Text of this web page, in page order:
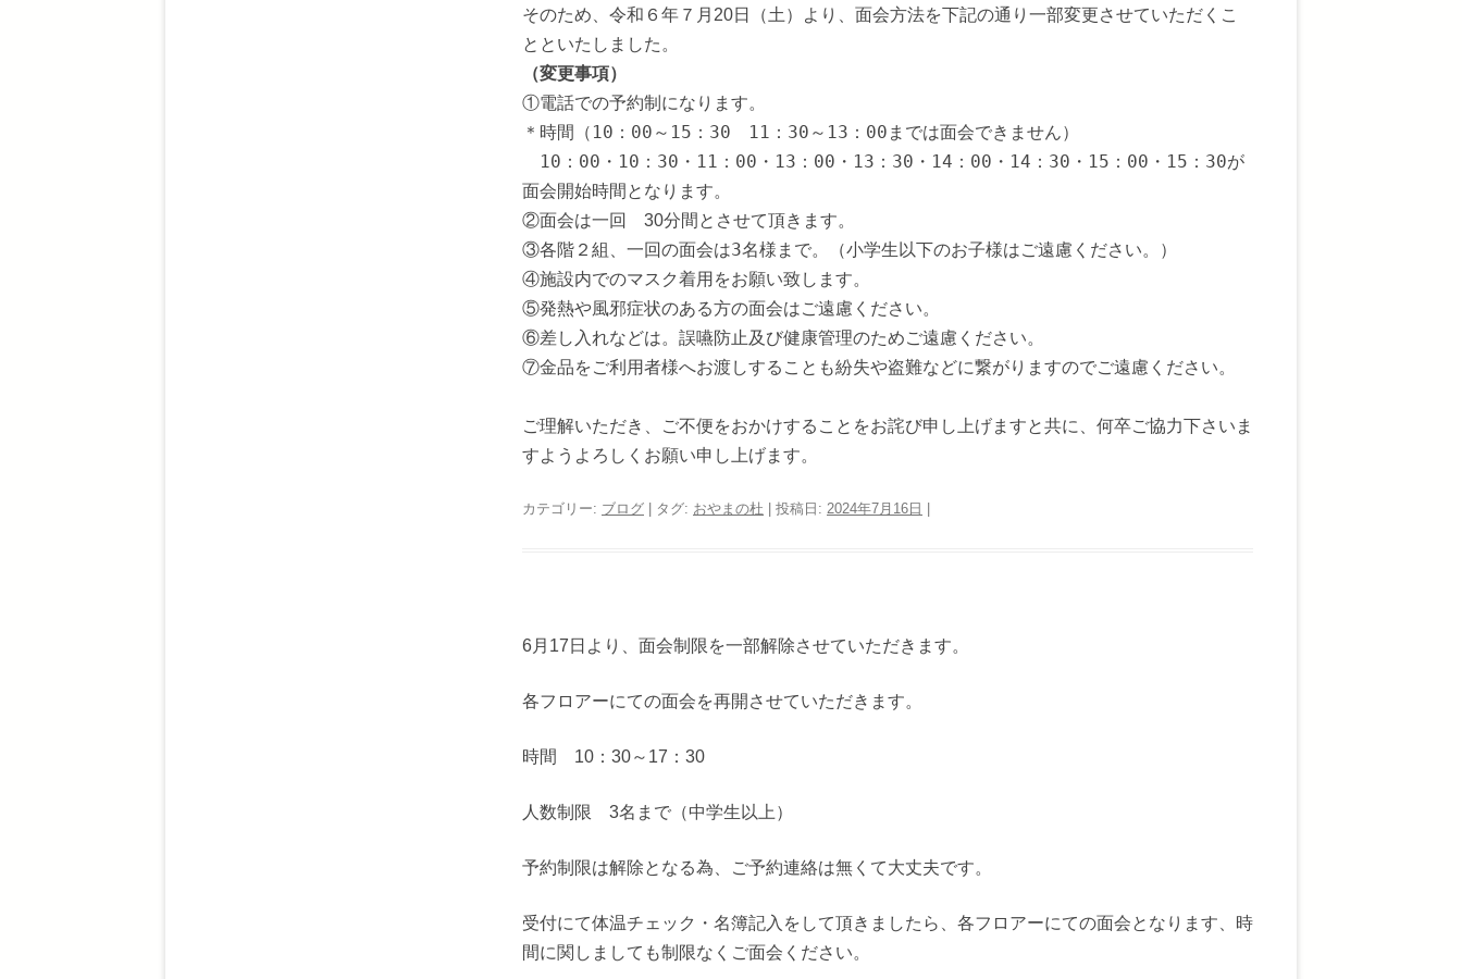
そのため、令和６年７月20日（土）より、面会方法を下記の通り一部変更させていただくこ
とといたしました。
（変更事項）
①電話での予約制になります。
＊時間（10：00～15：30 11：30～13：00までは面会できません）
10：00・10：30・11：00・13：00・13：30・14：00・14：30・15：00・15：30が
面会開始時間となります。
②面会は一回 30分間とさせて頂きます。
③各階２組、一回の面会は3名様まで。（小学生以下のお子様はご遠慮ください。）
④施設内でのマスク着用をお願い致します。
⑤発熱や風邪症状のある方の面会はご遠慮ください。
⑥差し入れなどは。誤嚥防止及び健康管理のためご遠慮ください。
⑦金品をご利用者様へお渡しすることも紛失や盗難などに繋がりますのでご遠慮ください。
ご理解いただき、ご不便をおかけすることをお詫び申し上げますと共に、何卒ご協力下さいま
すようよろしくお願い申し上げます。
カテゴリー: ブログ | タグ: おやまの杜 | 投稿日: 2024年7月16日
6月17日より、面会制限を一部解除させていただきます。
各フロアーにての面会を再開させていただきます。
時間 10：30～17：30
人数制限 3名まで（中学生以上）
予約制限は解除となる為、ご予約連絡は無くて大丈夫です。
受付にて体温チェック・名簿記入をして頂きましたら、各フロアーにての面会となります、時
間に関しましても制限なくご面会ください。